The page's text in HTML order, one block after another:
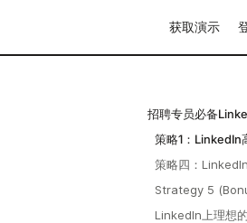
获取演示
招聘专员必备
您发掘顶尖人才
策略1：LinkedIn
策略四：
Strategy 5
Technical
LinkedIn上理想